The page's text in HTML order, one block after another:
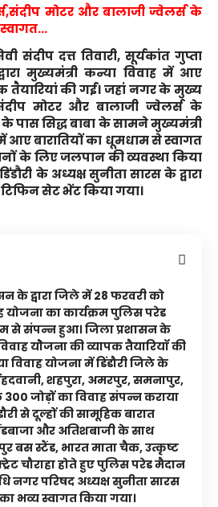
मोटर और बालाजी ज्वेलर्स के
संदीप दत्त तिवारी, सूर्यकांत गुप्ता
मुख्यमंत्री कन्या विवाह में आए
तैयारियां की गई। जहां नगर के मुख्य
मोटर और बालाजी ज्वेलर्स के
के पास सिद्ध बाबा के सामने मुख्यमंत्री
आए बारातियों का धूमधाम से स्वागत
के लिए जलपान की व्यवस्था किया
के अध्यक्ष सुनीता सारस के द्वारा
सेट भेंट किया गया।
के द्वारा जिले में 28 फरवरी को
योजना का कार्यक्रम पुलिस परेड
से संपन्न हुआ। जिला प्रशासन के
योेेेेेेेजना की व्यापक तैयारियाॅ की
विवाह योजना में डिंडौरी जिले के
शहपुरा, अमरपुर, समनापुर,
जोड़ों का विवाह संपन्न कराया
से दूल्हों की सामूहिक बारात
और अतिशबाजी के साथ
बस स्टैंड, भारत माता चैक, उत्कृष्ट
चौराहा होते हुए पुलिस परेड मैदान
नगर परिषद अध्यक्ष सुनीता सारस
का भव्य स्वागत किया गया।